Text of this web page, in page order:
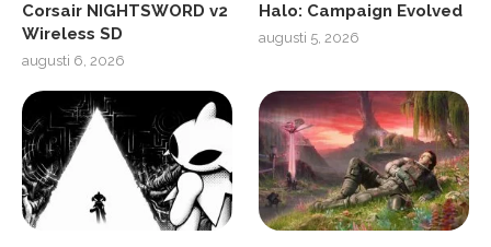
Corsair NIGHTSWORD v2
Wireless SD
augusti 6, 2026
Halo: Campaign Evolved
augusti 5, 2026